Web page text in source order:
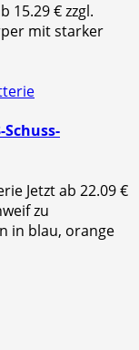
15.29 € zzgl.
mit starker
Jetzt ab 22.09 €
zu
in blau, orange